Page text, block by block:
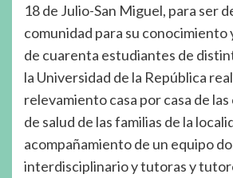
18 de Julio-San Miguel, para ser
comunidad para su conocimiento
de cuarenta estudiantes de
la Universidad de la República
relevamiento casa por casa de
de salud de las familias de la
acompañamiento de un equipo
interdisciplinario y tutoras y